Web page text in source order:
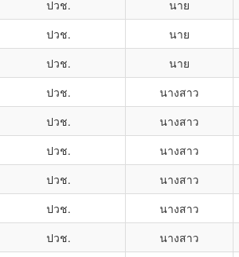
ปวช. นาย
ปวช. นาย
ปวช. นาย
ปวช. นางสาว
ปวช. นางสาว
ปวช. นางสาว
ปวช. นางสาว
ปวช. นางสาว
ปวช. นางสาว